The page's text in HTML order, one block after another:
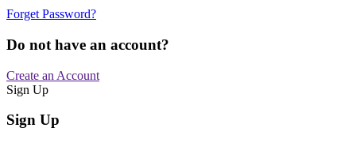
Forget Password?
Do not have an account?
Create an Account
Sign Up
Sign Up